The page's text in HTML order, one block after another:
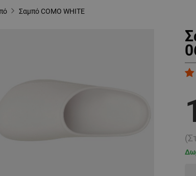
Σαμπό COMO WHITE